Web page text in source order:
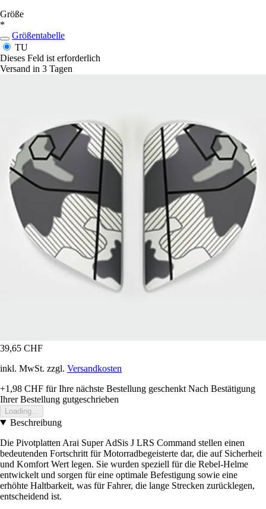
Größe
*
Größentabelle
TU
Dieses Feld ist erforderlich
Versand in 3 Tagen
39,65 CHF
inkl. MwSt. zzgl. Versandkosten
+1,98 CHF für Ihre nächste Bestellung geschenkt Nach Bestätigung
Ihrer Bestellung gutgeschrieben
Loading...
Beschreibung
Die Pivotplatten Arai Super AdSis J LRS Command stellen einen
bedeutenden Fortschritt für Motorradbegeisterte dar, die auf Sicherheit
und Komfort Wert legen. Sie wurden speziell für die Rebel-Helme
entwickelt und sorgen für eine optimale Befestigung sowie eine
erhöhte Haltbarkeit, was für Fahrer, die lange Strecken zurücklegen,
entscheidend ist.